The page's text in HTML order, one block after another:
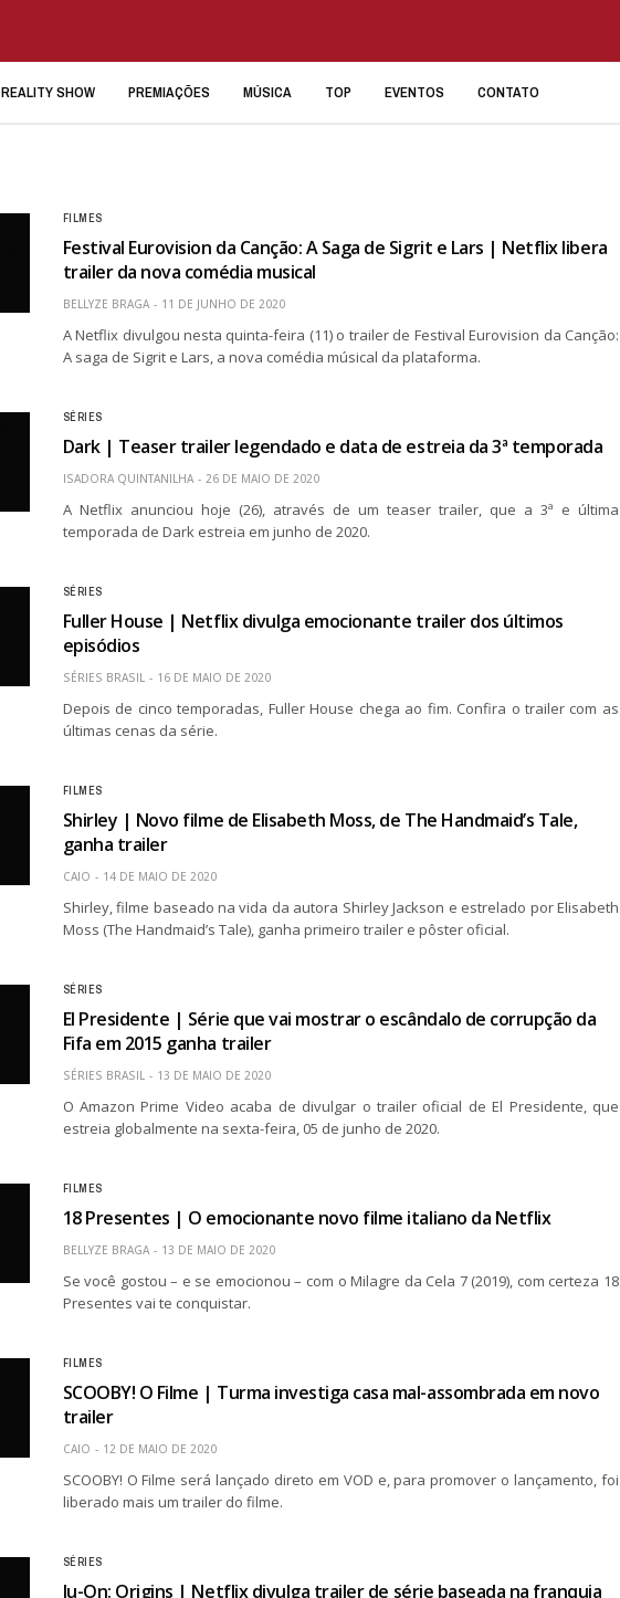
REALITY SHOW PREMIAÇÕES MÚSICA TOP EVENTOS CONTATO
FILMES
Festival Eurovision da Canção: A Saga de Sigrit e Lars | Netflix libera
trailer da nova comédia musical
BELLYZE BRAGA 11 DE JUNHO DE 2020
A Netflix divulgou nesta quinta-feira (11) o trailer de Festival Eurovision da Canção:
A saga de Sigrit e Lars, a nova comédia músical da plataforma.
SÉRIES
Dark | Teaser trailer legendado e data de estreia da 3ª temporada
ISADORA QUINTANILHA 26 DE MAIO DE 2020
A Netflix anunciou hoje (26), através de um teaser trailer, que a 3ª e última
temporada de Dark estreia em junho de 2020.
SÉRIES
Fuller House | Netflix divulga emocionante trailer dos últimos
episódios
SÉRIES BRASIL 16 DE MAIO DE 2020
Depois de cinco temporadas, Fuller House chega ao fim. Confira o trailer com as
últimas cenas da série.
FILMES
Shirley | Novo filme de Elisabeth Moss, de The Handmaid’s Tale,
ganha trailer
CAIO 14 DE MAIO DE 2020
Shirley, filme baseado na vida da autora Shirley Jackson e estrelado por Elisabeth
Moss (The Handmaid’s Tale), ganha primeiro trailer e pôster oficial.
SÉRIES
El Presidente | Série que vai mostrar o escândalo de corrupção da
Fifa em 2015 ganha trailer
SÉRIES BRASIL 13 DE MAIO DE 2020
O Amazon Prime Video acaba de divulgar o trailer oficial de El Presidente, que
estreia globalmente na sexta-feira, 05 de junho de 2020.
FILMES
18 Presentes | O emocionante novo filme italiano da Netflix
BELLYZE BRAGA 13 DE MAIO DE 2020
Se você gostou – e se emocionou – com o Milagre da Cela 7 (2019), com certeza 18
Presentes vai te conquistar.
FILMES
SCOOBY! O Filme | Turma investiga casa mal-assombrada em novo
trailer
CAIO 12 DE MAIO DE 2020
SCOOBY! O Filme será lançado direto em VOD e, para promover o lançamento, foi
liberado mais um trailer do filme.
SÉRIES
Ju-On: Origins | Netflix divulga trailer de série baseada na franquia